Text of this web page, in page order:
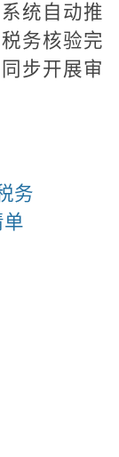
统自动推
务核验完
步开展审
务
单